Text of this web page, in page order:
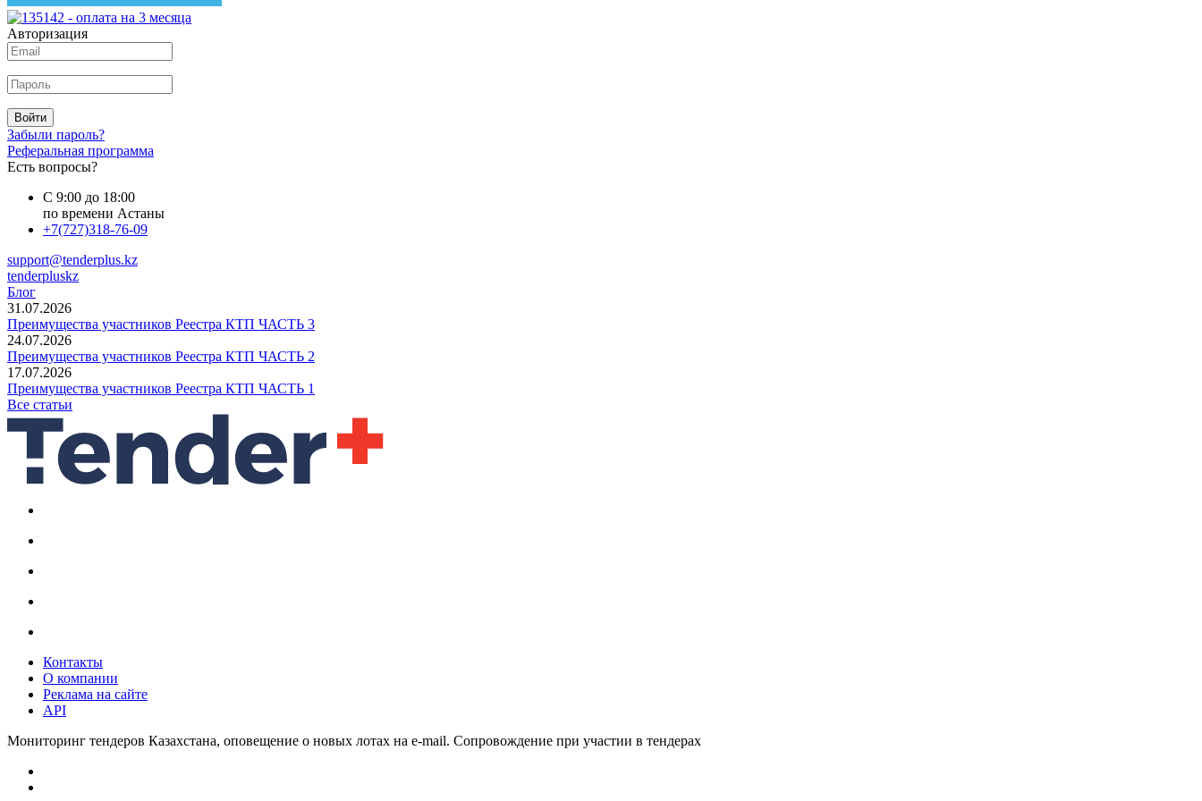
Авторизация
Войти
Забыли пароль?
Реферальная программа
Есть вопросы?
С 9:00 до 18:00
по времени Астаны
+7(727)318-76-09
support@tenderplus.kz
tenderpluskz
Блог
31.07.2026
Преимущества участников Реестра КТП ЧАСТЬ 3
24.07.2026
Преимущества участников Реестра КТП ЧАСТЬ 2
17.07.2026
Преимущества участников Реестра КТП ЧАСТЬ 1
Все статьи
Контакты
О компании
Реклама на сайте
API
Мониторинг тендеров Казахстана, оповещение о новых лотах на e-mail. Сопровождение при участии в тендерах